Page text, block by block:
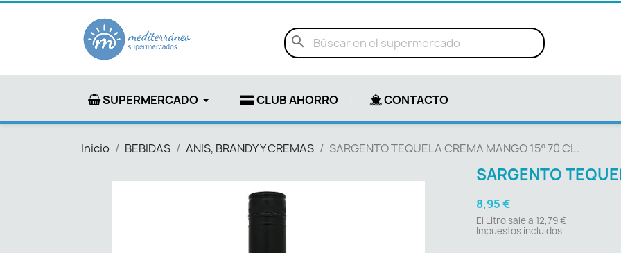
search
SUPERMERCADO CLUB AHORRO CONTACTO
Inicio BEBIDAS ANIS, BRANDY Y CREMAS SARGENTO TEQUELA CREMA MANGO 15º 70 CL.
SARGENTO
8,95 €
El Litro sale a 12,79 €
Impuestos incluidos